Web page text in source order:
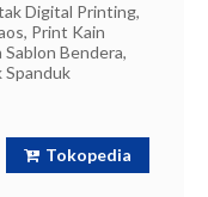
Digital Printing,
Print Kain
Bendera,
Spanduk
Tokopedia